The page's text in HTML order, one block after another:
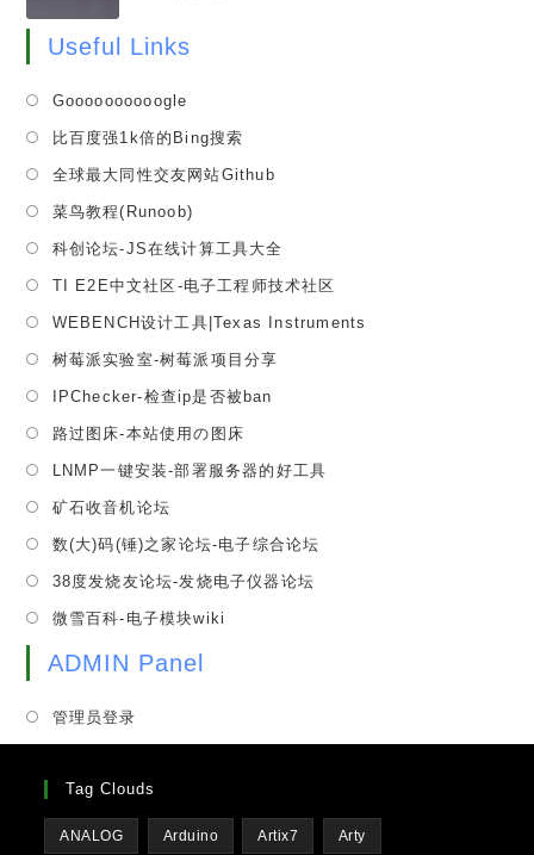
Useful Links
Goooooooooogle
new
tab
比百度强1k倍的Bing搜索
tab
全球最大同性交友网站GithubOpens
new
tab
菜鸟教程(Runoob)
a
new
tab
科创论坛-JS在线计算工具大全
a
new
TI E2E中文社区-电子工程师技术社区
WEBENCH设计工具|Texas Instruments
树莓派实验室-树莓派项目分享
tab
IPChecker-检查ip是否被ban
new
路过图床-本站使用の图床
a
tab
LNMP一键安装-部署服务器的好工具
矿石收音机论坛
a
new
tab
数(大)码(锤)之家论坛-电子综合论坛
38度发烧友论坛-发烧电子仪器论坛
微雪百科-电子模块wiki
ADMIN Panel
管理员登录
Tag Clouds
ANALOG Arduino Artix7 Arty